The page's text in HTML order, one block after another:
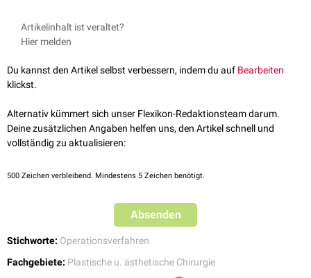
Artikelinhalt ist veraltet?
Hier melden
Du kannst den Artikel selbst verbessern, indem du auf Bearbeiten
klickst.
Alternativ kümmert sich unser Flexikon-Redaktionsteam darum.
Deine zusätzlichen Angaben helfen uns, den Artikel schnell und
vollständig zu aktualisieren:
500 Zeichen verbleibend. Mindestens 5 Zeichen benötigt.
Absenden
Stichworte: Operationsverfahren
Fachgebiete: Plastische u. ästhetische Chirurgie